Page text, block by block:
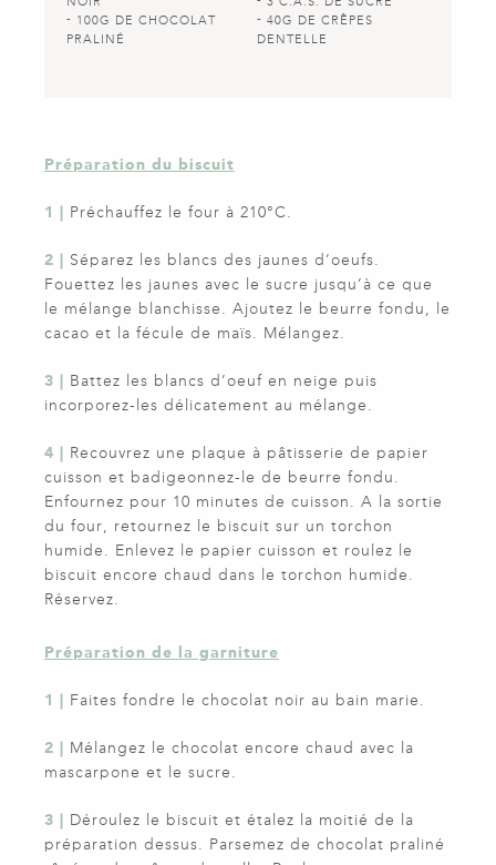
100G DE CHOCOLAT
PRALINÉ
40G DE CRÊPES
DENTELLE
Préparation du biscuit
1 | Préchauffez le four à 210°C.
2 | Séparez les blancs des jaunes d’oeufs.
Fouettez les jaunes avec le sucre jusqu’à ce que
le mélange blanchisse. Ajoutez le beurre fondu, le
cacao et la fécule de maïs. Mélangez.
3 | Battez les blancs d’oeuf en neige puis
incorporez-les délicatement au mélange.
4 | Recouvrez une plaque à pâtisserie de papier
cuisson et badigeonnez-le de beurre fondu.
Enfournez pour 10 minutes de cuisson. A la sortie
du four, retournez le biscuit sur un torchon
humide. Enlevez le papier cuisson et roulez le
biscuit encore chaud dans le torchon humide.
Réservez.
Préparation de la garniture
1 | Faites fondre le chocolat noir au bain marie.
2 | Mélangez le chocolat encore chaud avec la
mascarpone et le sucre.
3 | Déroulez le biscuit et étalez la moitié de la
préparation dessus. Parsemez de chocolat praliné